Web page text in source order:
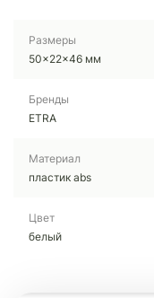
Размеры
50x22x46 мм
Бренды
ETRA
Материал
пластик abs
Цвет
белый